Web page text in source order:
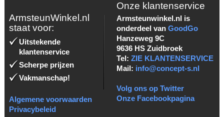
ArmsteunWinkel.nl
staat voor:
Uitstekende
klantenservice
Scherpe prijzen
Vakmanschap!
Algemene voorwaarden
Privacybeleid
Onze klantenservice
Armsteunwinkel.nl is
onderdeel van GoodGo
Hanzeweg 9C
9636 HS Zuidbroek
Tel: ZIE KLANTENSERVICE
Mail: info@concept-s.nl
Volg ons op Twitter
Onze Facebookpagina